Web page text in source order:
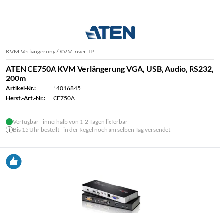
KVM-Verlängerung / KVM-over-IP
ATEN CE750A KVM Verlängerung VGA, USB, Audio, RS232,
200m
Artikel-Nr.:
14016845
Herst.-Art.-Nr.:
CE750A
Verfügbar - innerhalb von 1-2 Tagen lieferbar
Bis 15 Uhr bestellt - in der Regel noch am selben Tag versendet